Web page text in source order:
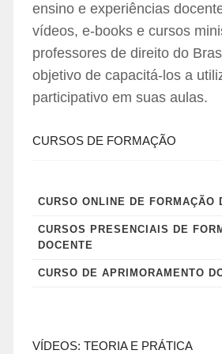
ensino e experiências
vídeos, e-books e cursos
professores de direito do
objetivo de capacitá-los a
participativo em suas aulas.
CURSOS DE FORMAÇÃO
CURSO ONLINE DE FORMAÇÃO
CURSOS PRESENCIAIS DE
DOCENTE
CURSO DE APRIMORAMENTO
VÍDEOS: TEORIA E PRÁTICA